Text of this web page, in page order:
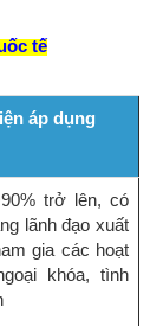
tế
áp dụng
trở lên, có
lãnh đạo xuất
gia các hoạt
khóa, tình